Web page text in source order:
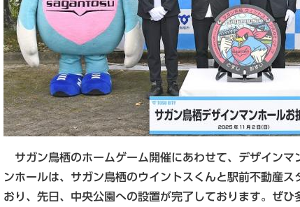
サガン鳥栖のホームゲーム開催にあわせて、デザインマ
ンホールは、サガン鳥栖のウイントスくんと駅前不動産
おり、先日、中央公園への設置が完了しております。ぜ